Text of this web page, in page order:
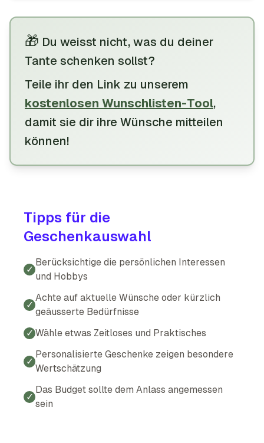
🎁 Du weisst nicht, was du deiner
Tante schenken sollst?
Teile ihr den Link zu unserem
kostenlosen Wunschlisten-Tool,
damit sie dir ihre Wünsche mitteilen
können!
Tipps für die
Geschenkauswahl
✓
Berücksichtige die persönlichen Interessen
und Hobbys
✓
Achte auf aktuelle Wünsche oder kürzlich
geäusserte Bedürfnisse
✓Wähle etwas Zeitloses und Praktisches
✓
Personalisierte Geschenke zeigen besondere
Wertschätzung
✓
Das Budget sollte dem Anlass angemessen
sein